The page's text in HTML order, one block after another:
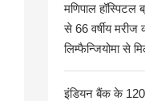
मणिपाल हॉस्पिटल
से 66 वर्षीय मरीज
लिम्फैन्जियोमा से
इंडियन बैंक के